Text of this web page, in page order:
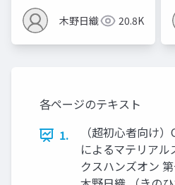
ンズオン第二回 （仮）
木野日織 20.8K
各ページのテキスト
1.
（超初心者向け
によるマテリアル
クスハンズオン